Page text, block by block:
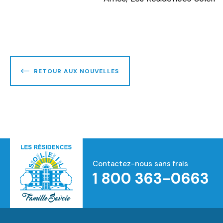
RETOUR AUX NOUVELLES
Accueil
Contactez-nous sans frais
1 800 363-0663